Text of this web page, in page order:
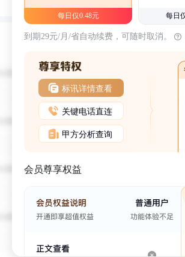
每日仅0.48元 每日
到期29元/月/省自动续费，可随时取消。
标讯详情查看
关键电话直连
甲方分析查询
会员尊享权益